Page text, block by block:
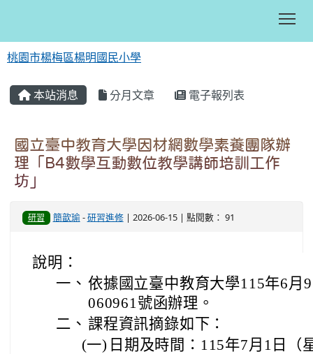
桃園市楊梅區楊明國民小學
本站消息 分月文章 電子報列表
國立臺中教育大學因材網數學素養團隊辦
理「B4數學互動數位教學講師培訓工作
坊」
研習 簡歆瑜-研習進修| 2026-06-15 | 點閱數： 91
說明：
一、 依據國立臺中教育大學115年6月
060961號函辦理。
二、 課程資訊摘錄如下：
(一) 日期及時間：115年7月1日（